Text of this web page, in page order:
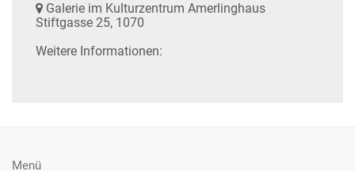
Galerie im Kulturzentrum Amerlinghaus
Stiftgasse 25, 1070
Weitere Informationen:
Menü